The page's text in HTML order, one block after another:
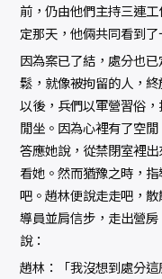
前，仍由他們主持三連
定那天，他倆共同看到了
因為案已了結，處分也
鬆，就像被拘留的人，
以後，兵們以軍營習俗
閒坐。因為心裡有了空
答應她說，從禁閉室裡
看她。然而猶豫之時，
吧。趙林便說走走吧，
導員並肩信步，走出營
說：
趙林：「我沒想到處分這